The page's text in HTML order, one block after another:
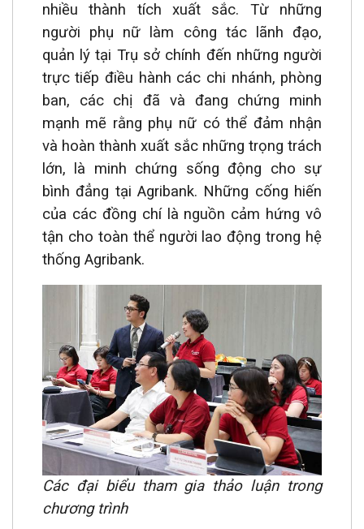
nhiều thành tích xuất sắc. Từ những
người phụ nữ làm công tác lãnh đạo,
quản lý tại Trụ sở chính đến những người
trực tiếp điều hành các chi nhánh, phòng
ban, các chị đã và đang chứng minh
mạnh mẽ rằng phụ nữ có thể đảm nhận
và hoàn thành xuất sắc những trọng trách
lớn, là minh chứng sống động cho sự
bình đẳng tại Agribank. Những cống hiến
của các đồng chí là nguồn cảm hứng vô
tận cho toàn thể người lao động trong hệ
thống Agribank.
Các đại biểu tham gia thảo luận trong
chương trình